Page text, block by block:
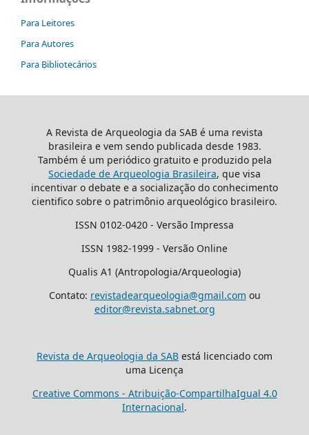
Para Leitores
Para Autores
Para Bibliotecários
A Revista de Arqueologia da SAB é uma revista
brasileira e vem sendo publicada desde 1983.
Também é um periódico gratuito e produzido pela
Sociedade de Arqueologia Brasileira, que visa
incentivar o debate e a socialização do conhecimento
cientifico sobre o patrimônio arqueológico brasileiro.
ISSN 0102-0420 - Versão Impressa
ISSN 1982-1999 - Versão Online
Qualis A1 (Antropologia/Arqueologia)
Contato: revistadearqueologia@gmail.com ou
editor@revista.sabnet.org
Revista de Arqueologia da SAB está licenciado com
uma Licença
Creative Commons - Atribuição-CompartilhaIgual 4.0
Internacional.